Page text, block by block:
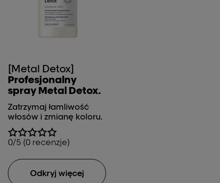
[Metal Detox]
Profesjonalny
spray Metal Detox.
Zatrzymaj łamliwość
włosów i zmianę koloru.
0/5 (0 recenzje)
Odkryj więcej